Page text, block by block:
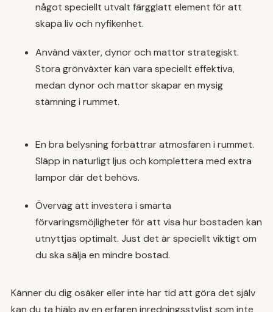
något speciellt utvalt färgglatt element för att
skapa liv och nyfikenhet.
Använd växter, dynor och mattor strategiskt.
Stora grönväxter kan vara speciellt effektiva,
medan dynor och mattor skapar en mysig
stämning i rummet.
En bra belysning förbättrar atmosfären i rummet.
Släpp in naturligt ljus och komplettera med extra
lampor där det behövs.
Överväg att investera i smarta
förvaringsmöjligheter för att visa hur bostaden kan
utnyttjas optimalt. Just det är speciellt viktigt om
du ska sälja en mindre bostad.
Känner du dig osäker eller inte har tid att göra det själv
kan du ta hjälp av en erfaren inredningsstylist som inte